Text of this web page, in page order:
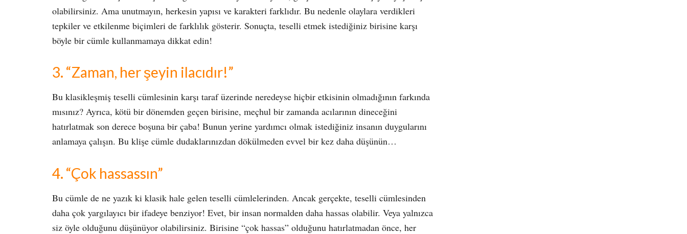
olabilirsiniz. Ama unutmayın, herkesin yapısı ve karakteri farklıdır. Bu nedenle olaylara verdikleri
tepkiler ve etkilenme biçimleri de farklılık gösterir. Sonuçta, teselli etmek istediğiniz birisine karşı
böyle bir cümle kullanmamaya dikkat edin!
3. “Zaman, her şeyin ilacıdır!”
Bu klasikleşmiş teselli cümlesinin karşı taraf üzerinde neredeyse hiçbir etkisinin olmadığının farkında
mısınız? Ayrıca, kötü bir dönemden geçen birisine, meçhul bir zamanda acılarının dineceğini
hatırlatmak son derece boşuna bir çaba! Bunun yerine yardımcı olmak istediğiniz insanın duygularını
anlamaya çalışın. Bu klişe cümle dudaklarınızdan dökülmeden evvel bir kez daha düşünün…
4. “Çok hassassın”
Bu cümle de ne yazık ki klasik hale gelen teselli cümlelerinden. Ancak gerçekte, teselli cümlesinden
daha çok yargılayıcı bir ifadeye benziyor! Evet, bir insan normalden daha hassas olabilir. Veya yalnızca
siz öyle olduğunu düşünüyor olabilirsiniz. Birisine “çok hassas” olduğunu hatırlatmadan önce, her